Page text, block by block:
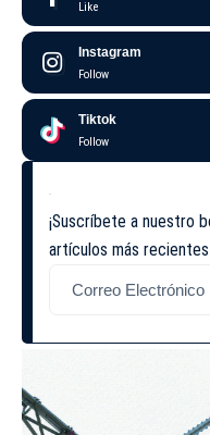
Like
Instagram
Follow
Tiktok
Follow
¡Suscríbete a nuestro
artículos más